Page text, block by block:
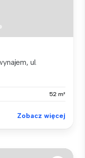
ul.
52 m²
Zobacz więcej